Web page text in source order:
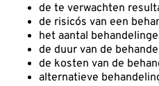
de te verwachten
de risico´s van een
het aantal
de duur van de
de kosten van de
alternatieve